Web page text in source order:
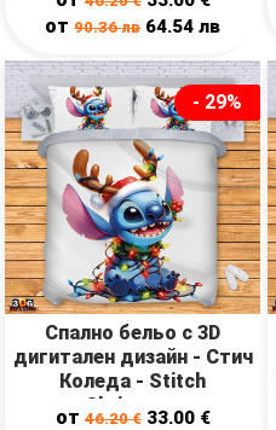
от90.36лв 64.54лв
- 29%
Спално бельо с 3D
дигитален дизайн - Стич
Коледа - Stitch
Christmas
от46.20€ 33.00 €